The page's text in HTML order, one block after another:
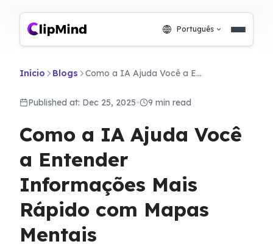
Português
Início Blogs Como a IA Ajuda Você a Entender Informações Mais Rápido com Mapas Mentais
Published at: Dec 25, 2025• 9 min read
Como a IA Ajuda Você
a Entender
Informações Mais
Rápido com Mapas
Mentais